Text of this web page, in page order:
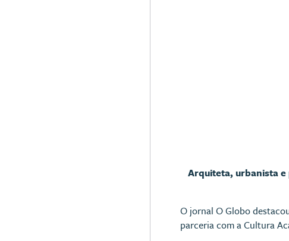
Arquiteta, urbanista e
O jornal O Globo
parceria com a Cultura